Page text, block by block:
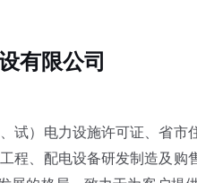
有限公司
）电力设施许可证、省
、配电设备研发制造及